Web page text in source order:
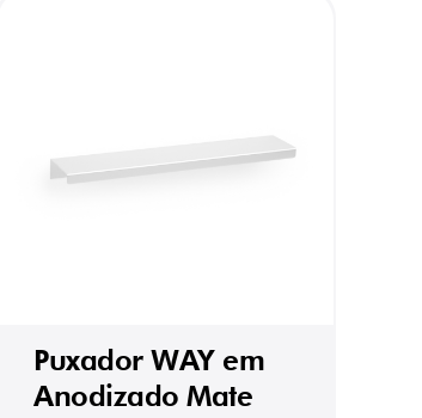
Puxador WAY em
Anodizado Mate